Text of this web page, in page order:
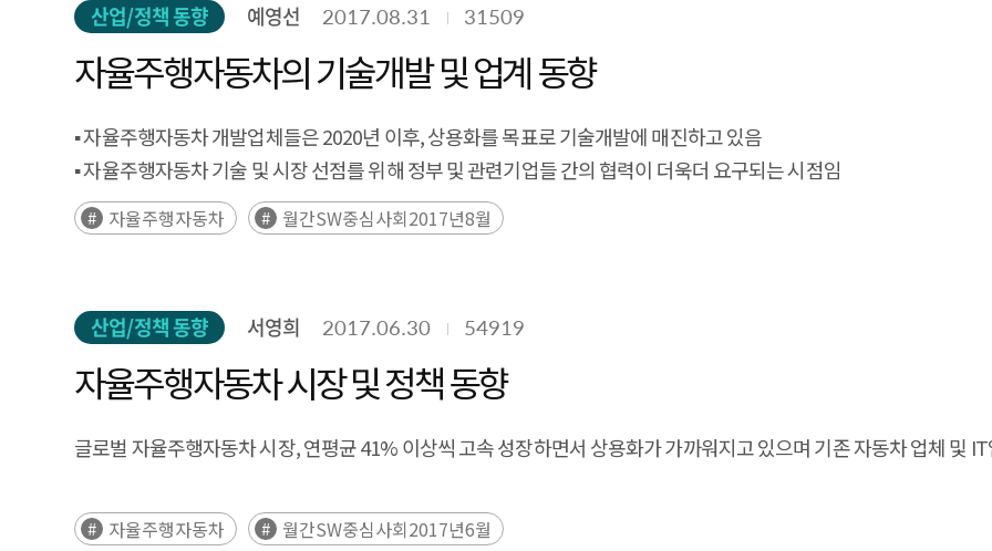
산업/정책 동향 예영선 2017.08.31 31509
자율주행자동차의 기술개발 및 업계 동향
▪ 자율주행자동차 개발업체들은 2020년 이후, 상용화를 목표로 기술개발에 매진하고 있음
▪ 자율주행자동차 기술 및 시장 선점를 위해 정부 및 관련기업들 간의 협력이 더욱더 요구되는 시점임
자율주행자동차 월간SW중심사회2017년8월
산업/정책 동향 서영희 2017.06.30 54919
자율주행자동차 시장 및 정책 동향
글로벌 자율주행자동차 시장, 연평균 41% 이상씩 고속 성장하면서 상용화가 가까워지고 있으며 기존 자동차 업체 및
자율주행자동차 월간SW중심사회2017년6월